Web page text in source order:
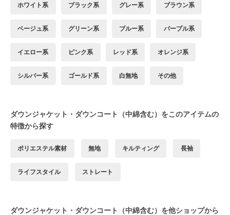
ホワイト系 ブラック系 グレー系 ブラウン系
ベージュ系 グリーン系 ブルー系 パープル系
イエロー系 ピンク系 レッド系 オレンジ系
シルバー系 ゴールド系 白無地 その他
ダウンジャケット・ダウンコート（中綿含む）をこのアイテムの
特徴から探す
ポリエステル素材 無地 キルティング 長袖
ライフスタイル ストレート
ダウンジャケット・ダウンコート（中綿含む）を他ショップから